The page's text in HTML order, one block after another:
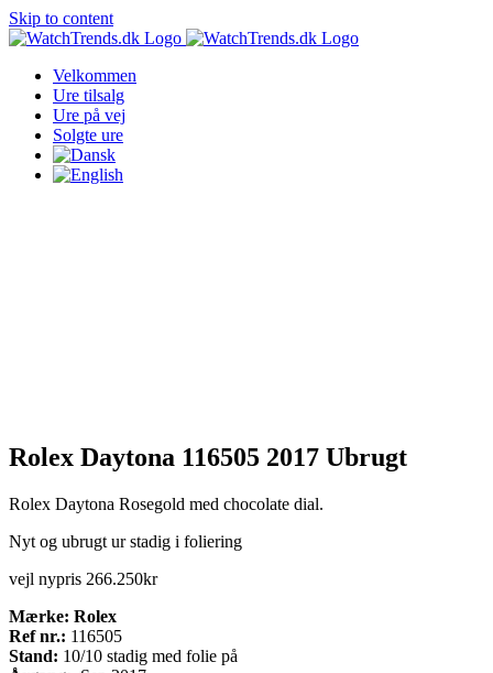
Skip to content
Velkommen
Ure tilsalg
Ure på vej
Solgte ure
Rolex Daytona 116505 2017 Ubrugt
Rolex Daytona Rosegold med chocolate dial.
Nyt og ubrugt ur stadig i foliering
vejl nypris 266.250kr
Mærke: Rolex
Ref nr.: 116505
Stand: 10/10 stadig med folie på